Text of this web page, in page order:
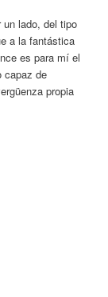
lado, del tipo
a la fantástica
es para mí el
capaz de
propia